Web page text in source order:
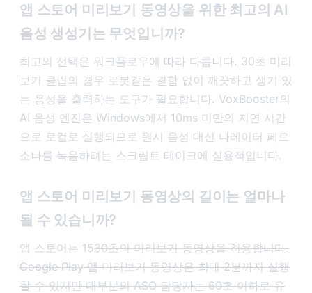
앱 스토어 미리보기 동영상을 위한 최고의 AI
음성 생성기는 무엇입니까?
최고의 선택은 워크플로우에 따라 다릅니다. 30초 미리
보기 클립의 경우 로봇같은 결함 없이 깨끗하고 생기 있
는 음성을 출력하는 도구가 필요합니다. VoxBooster의
AI 음성 엔진은 Windows에서 10ms 미만의 지연 시간
으로 로컬로 실행되므로 원시 음성 대신 나레이터 페르
소나를 녹음하려는 스크립트 테이크에 실용적입니다.
앱 스토어 미리보기 동영상의 길이는 얼마나
될 수 있습니까?
앱 스토어는 1530초의 미리보기 동영상을 허용합니다.
Google Play 앱 미리보기 동영상은 최대 2분까지 실행
할 수 있지만 대부분의 ASO 담당자는 60초 이하로 유